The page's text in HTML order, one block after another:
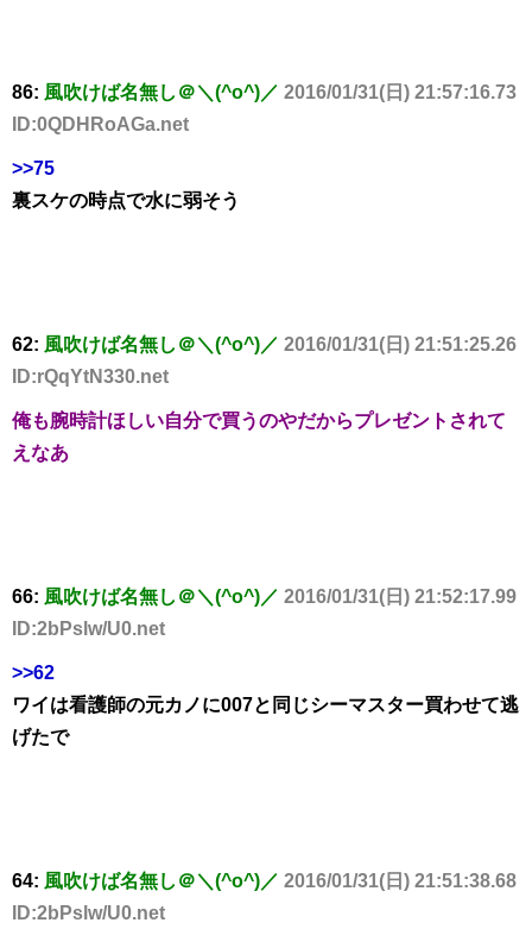
86: 風吹けば名無し＠＼(^o^)／ 2016/01/31(日) 21:57:16.73
ID:0QDHRoAGa.net
>>75
裏スケの時点で水に弱そう
62: 風吹けば名無し＠＼(^o^)／ 2016/01/31(日) 21:51:25.26
ID:rQqYtN330.net
俺も腕時計ほしい自分で買うのやだからプレゼントされて
えなあ
66: 風吹けば名無し＠＼(^o^)／ 2016/01/31(日) 21:52:17.99
ID:2bPslw/U0.net
>>62
ワイは看護師の元カノに007と同じシーマスター買わせて逃
げたで
64: 風吹けば名無し＠＼(^o^)／ 2016/01/31(日) 21:51:38.68
ID:2bPslw/U0.net